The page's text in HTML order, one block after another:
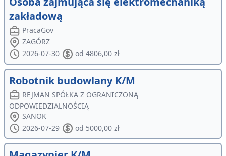
zakładową
PracaGov
ZAGÓRZ
2026-07-30
od 4806,00 zł
Robotnik budowlany K/M
REJMAN SPÓŁKA Z OGRANICZONĄ
ODPOWIEDZIALNOŚCIĄ
SANOK
2026-07-29
od 5000,00 zł